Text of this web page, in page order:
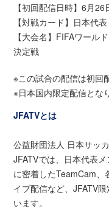
【初回配信日時】6月
【対戦カード】日本代
【大会名】FIFAワール
決定戦
※この試合の配信は初回
※日本国内限定配信とな
JFATVとは
公益財団法人 日本サッ
JFATVでは、日本代表
に密着したTeamCam、
イブ配信など、JFATV
います。